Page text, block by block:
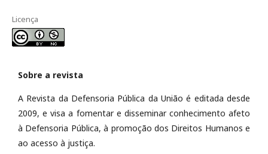
Licença
Sobre a revista
A Revista da Defensoria Pública da União é editada desde
2009, e visa a fomentar e disseminar conhecimento afeto
à Defensoria Pública, à promoção dos Direitos Humanos e
ao acesso à justiça.